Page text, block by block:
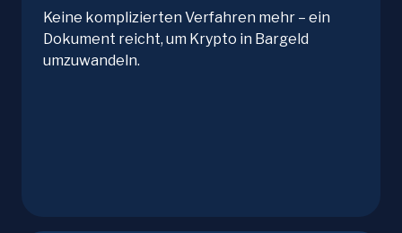
Keine komplizierten Verfahren mehr – ein
Dokument reicht, um Krypto in Bargeld
umzuwandeln.